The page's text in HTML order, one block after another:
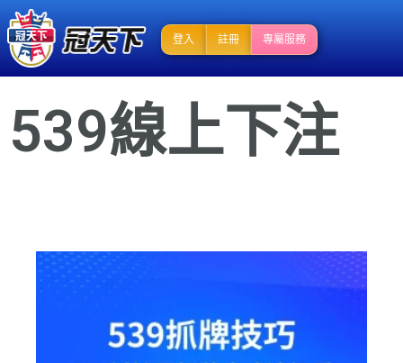
登入 註冊 專屬服務
539線上下注